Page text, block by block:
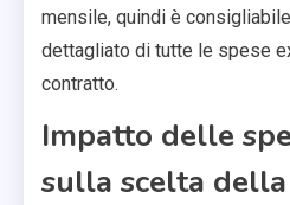
mensile, quindi è
dettagliato di tutte le spese
contratto.
Impatto delle
sulla scelta